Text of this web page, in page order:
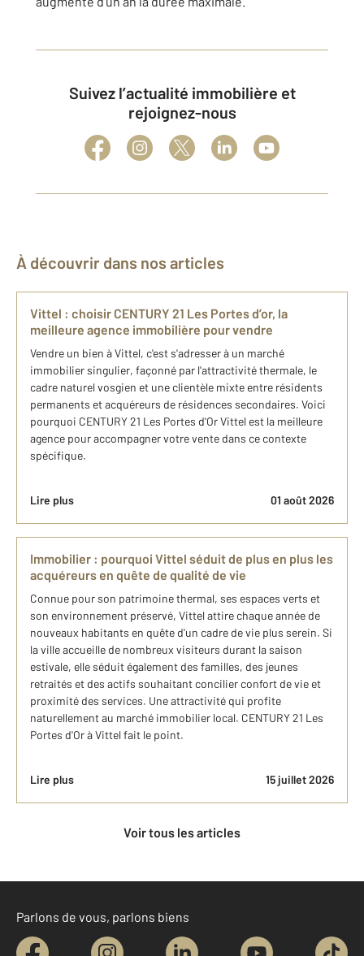
Suivez l’actualité immobilière et
rejoignez-nous
À découvrir dans nos articles
Vittel : choisir CENTURY 21 Les Portes d’or, la
meilleure agence immobilière pour vendre
Vendre un bien à Vittel, c'est s'adresser à un marché
immobilier singulier, façonné par l'attractivité thermale, le
cadre naturel vosgien et une clientèle mixte entre résidents
permanents et acquéreurs de résidences secondaires. Voici
pourquoi CENTURY 21 Les Portes d'Or Vittel est la meilleure
agence pour accompagner votre vente dans ce contexte
spécifique.
Lire plus 01 août 2026
Immobilier : pourquoi Vittel séduit de plus en plus les
acquéreurs en quête de qualité de vie
Connue pour son patrimoine thermal, ses espaces verts et
son environnement préservé, Vittel attire chaque année de
nouveaux habitants en quête d'un cadre de vie plus serein. Si
la ville accueille de nombreux visiteurs durant la saison
estivale, elle séduit également des familles, des jeunes
retraités et des actifs souhaitant concilier confort de vie et
proximité des services. Une attractivité qui profite
naturellement au marché immobilier local. CENTURY 21 Les
Portes d'Or à Vittel fait le point.
Lire plus 15 juillet 2026
Voir tous les articles
Parlons de vous, parlons biens